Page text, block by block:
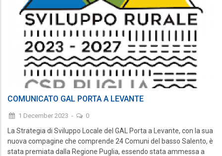
COMUNICATO GAL PORTA A LEVANTE
1 December 2023 - 0
La Strategia di Sviluppo Locale del GAL Porta a Levante, con la sua
nuova compagine che comprende 24 Comuni del basso Salento, è
stata premiata dalla Regione Puglia, essendo stata ammessa a